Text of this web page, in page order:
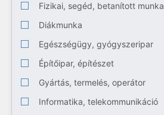
Fizikai, segéd, betanított munka
Diákmunka
Egészségügy, gyógyszeripar
Építőipar, építészet
Gyártás, termelés, operátor
Informatika, telekommunikáció